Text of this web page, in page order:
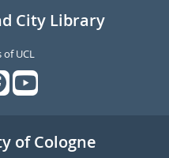
City Library
of UCL
of Cologne